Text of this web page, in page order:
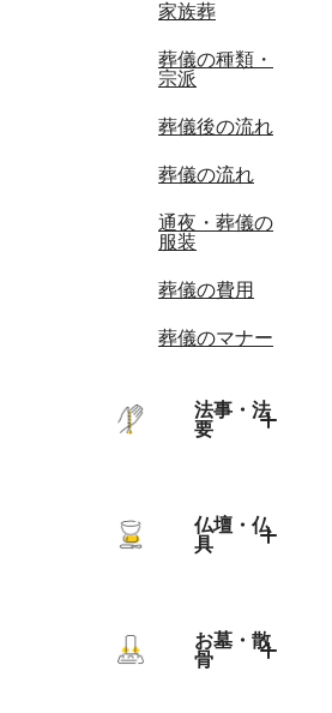
家族葬
葬儀の種類・
宗派
葬儀後の流れ
葬儀の流れ
通夜・葬儀の
服装
葬儀の費用
葬儀のマナー
法事・法
要
トップ
法事・法要の
お盆（初盆・
仏壇・仏
具
お墓・散
骨